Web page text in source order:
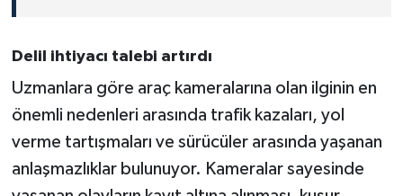
Delil ihtiyacı talebi artırdı
Uzmanlara göre araç kameralarına olan ilginin en
önemli nedenleri arasında trafik kazaları, yol
verme tartışmaları ve sürücüler arasında yaşanan
anlaşmazlıklar bulunuyor. Kameralar sayesinde